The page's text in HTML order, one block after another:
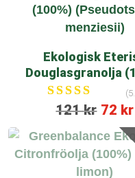
Ekologisk
Douglasgranolja
Betygsatt
av 5
121kr 72 kr